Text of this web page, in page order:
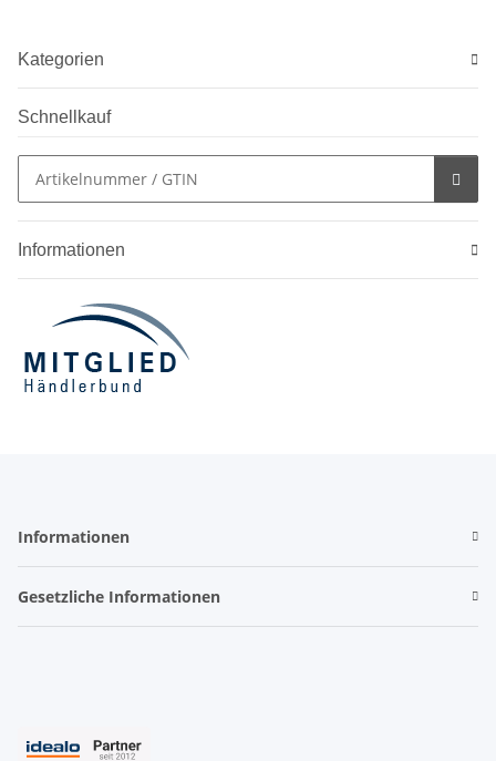
Kategorien
Schnellkauf
Informationen
Informationen
Gesetzliche Informationen